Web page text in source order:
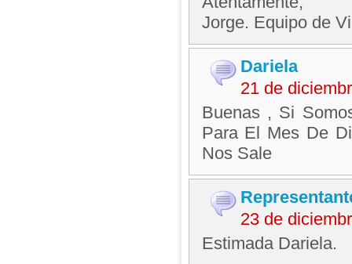
Jorge. Equipo de
Dariela
21 de
Buenas , Si
Para El Mes De
Nos Sale
23 de
Estimada Dariela.